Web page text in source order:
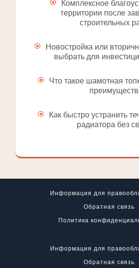
Комплексное
территории после
строительных
Новостройка или
выбрать для
Что такое шамотная
Как быстро устранить
радиатора без
Информация для
Обратная связь
Политика
Информация для
Обратная связь